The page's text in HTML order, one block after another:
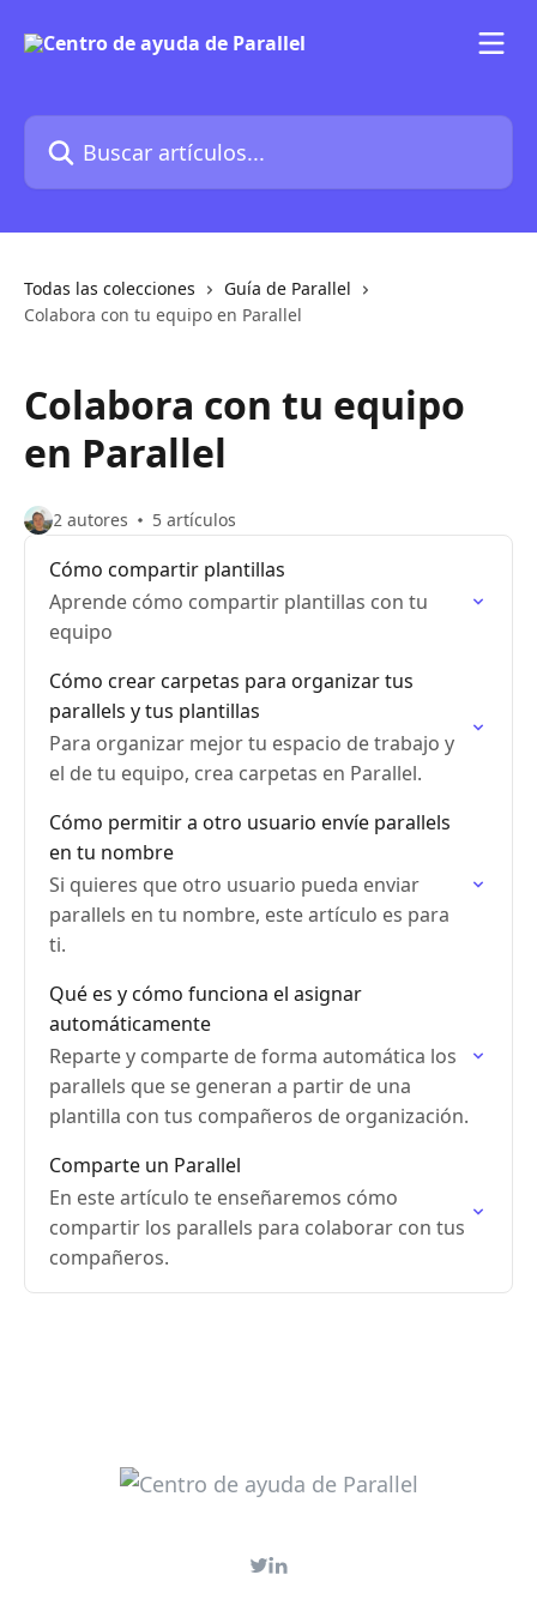
Buscar artículos...
Todas las colecciones
Guía de Parallel
Colabora con tu equipo en Parallel
Colabora con tu equipo
en Parallel
2 autores 5 artículos
Cómo compartir plantillas
Aprende cómo compartir plantillas con tu
equipo
Cómo crear carpetas para organizar tus
parallels y tus plantillas
Para organizar mejor tu espacio de trabajo y
el de tu equipo, crea carpetas en Parallel.
Cómo permitir a otro usuario envíe parallels
en tu nombre
Si quieres que otro usuario pueda enviar
parallels en tu nombre, este artículo es para
ti.
Qué es y cómo funciona el asignar
automáticamente
Reparte y comparte de forma automática los
parallels que se generan a partir de una
plantilla con tus compañeros de organización.
Comparte un Parallel
En este artículo te enseñaremos cómo
compartir los parallels para colaborar con tus
compañeros.